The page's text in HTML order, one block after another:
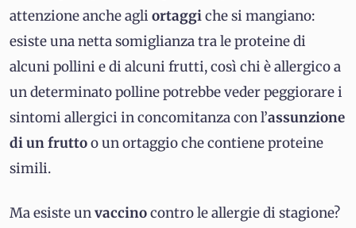
attenzione anche agli ortaggiche si mangiano:
esiste una netta somiglianza tra le proteine di
alcuni pollini e di alcuni frutti, così chi è allergico a
un determinato polline potrebbe veder peggiorare i
sintomi allergici in concomitanza con l’assunzione
di un fruttoo un ortaggio che contiene proteine
simili.
Ma esiste unvaccinocontro le allergie di stagione?